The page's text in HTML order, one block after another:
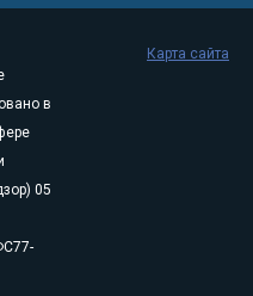
в
05
Карта сайта